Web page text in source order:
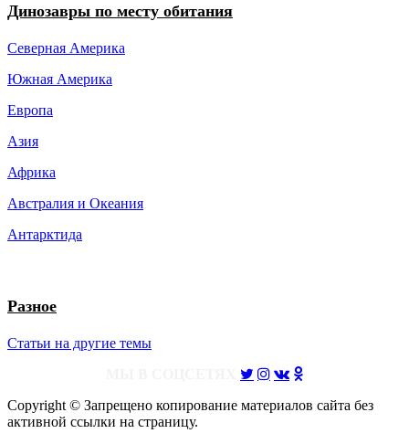
Динозавры по месту обитания
Северная Америка
Южная Америка
Европа
Азия
Африка
Австралия и Океания
Антарктида
Разное
Статьи на другие темы
Copyright © Запрещено копирование материалов сайта без
активной ссылки на страницу.